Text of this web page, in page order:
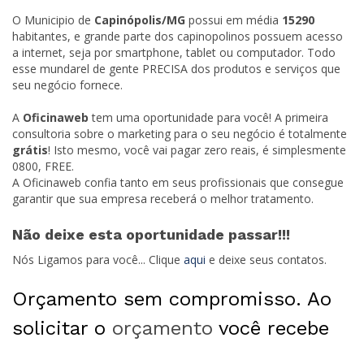
O Municipio de Capinópolis/MG possui em média 15290
habitantes, e grande parte dos capinopolinos possuem acesso
a internet, seja por smartphone, tablet ou computador. Todo
esse mundarel de gente PRECISA dos produtos e serviços que
seu negócio fornece.
A Oficinaweb tem uma oportunidade para você! A primeira
consultoria sobre o marketing para o seu negócio é totalmente
grátis! Isto mesmo, você vai pagar zero reais, é simplesmente
0800, FREE.
A Oficinaweb confia tanto em seus profissionais que consegue
garantir que sua empresa receberá o melhor tratamento.
Não deixe esta oportunidade passar!!!
Nós Ligamos para você... Clique aqui e deixe seus contatos.
Orçamento sem compromisso. Ao
solicitar o orçamento você recebe